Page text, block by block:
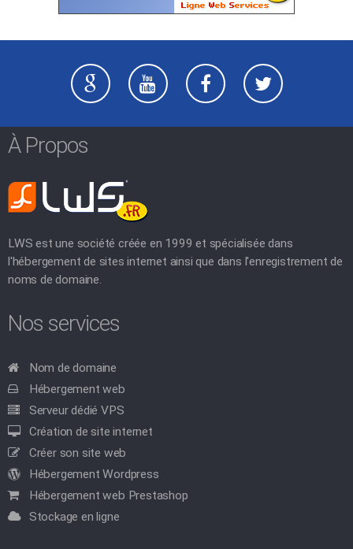
À Propos
LWS est une société créée en 1999 et spécialisée dans
l'hébergement de sites internet ainsi que dans l'enregistrement de
noms de domaine.
Nos services
Nom de domaine
Hébergement web
Serveur dédié VPS
Création de site internet
Créer son site web
Hébergement Wordpress
Hébergement web Prestashop
Stockage en ligne